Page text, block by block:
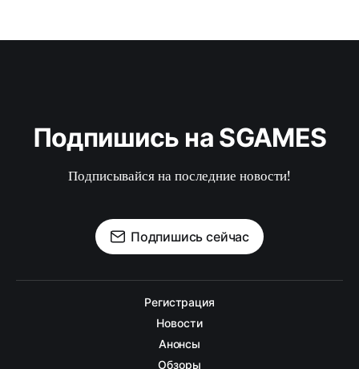
Подпишись на SGAMES
Подписывайся на последние новости!
Подпишись сейчас
Регистрация
Новости
Анонсы
Обзоры